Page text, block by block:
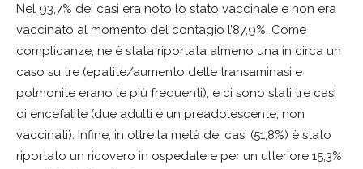
Nel 93,7% dei casi era noto lo stato vaccinale e non era
vaccinato al momento del contagio l’87,9%. Come
complicanze, ne è stata riportata almeno una in circa un
caso su tre (epatite/aumento delle transaminasi e
polmonite erano le più frequenti), e ci sono stati tre casi
di encefalite (due adulti e un preadolescente, non
vaccinati). Infine, in oltre la metà dei casi (51,8%) è stato
riportato un ricovero in ospedale e per un ulteriore 15,3%